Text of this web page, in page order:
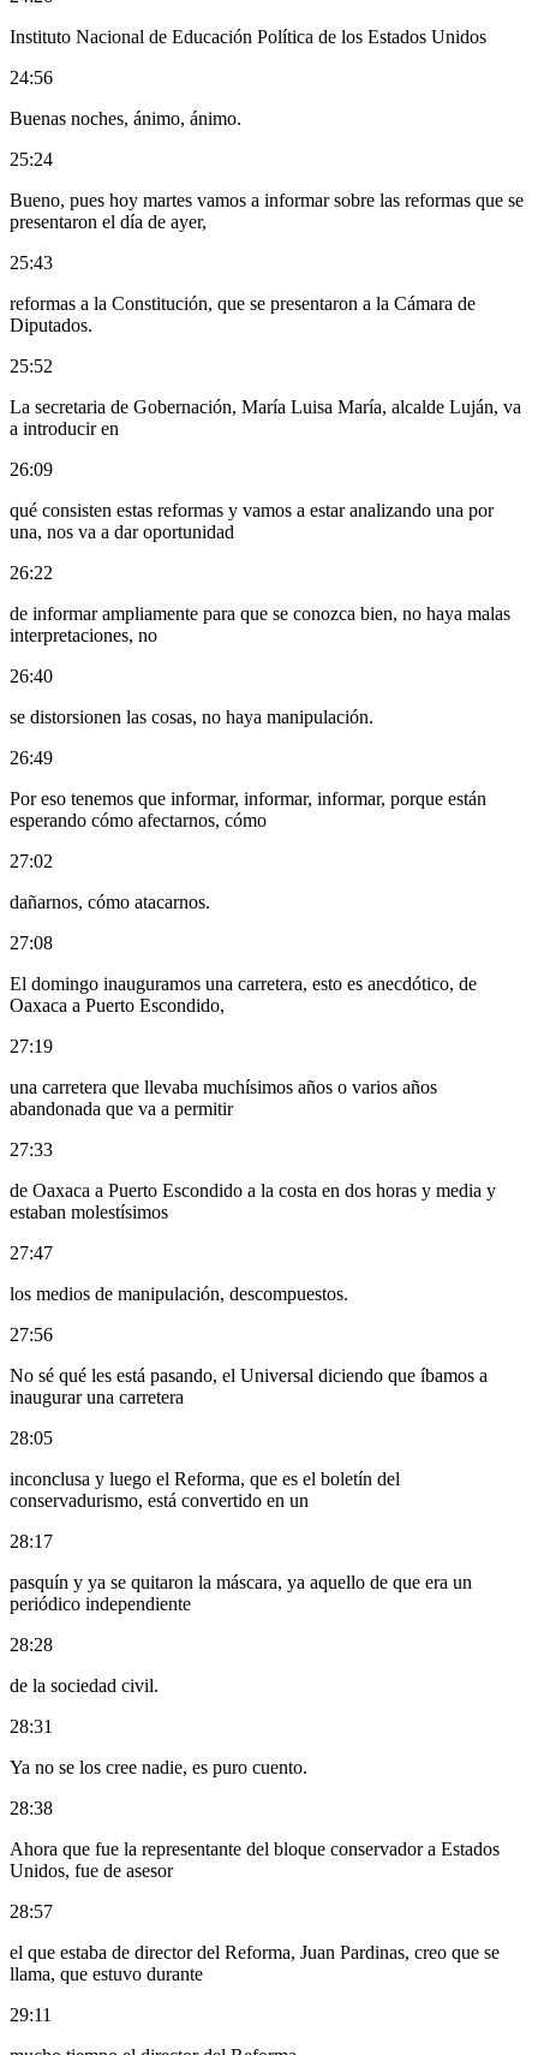
Instituto Nacional de Educación Política de los Estados Unidos
24:56
Buenas noches, ánimo, ánimo.
25:24
Bueno, pues hoy martes vamos a informar sobre las reformas que se
presentaron el día de ayer,
25:43
reformas a la Constitución, que se presentaron a la Cámara de
Diputados.
25:52
La secretaria de Gobernación, María Luisa María, alcalde Luján, va
a introducir en
26:09
qué consisten estas reformas y vamos a estar analizando una por
una, nos va a dar oportunidad
26:22
de informar ampliamente para que se conozca bien, no haya malas
interpretaciones, no
26:40
se distorsionen las cosas, no haya manipulación.
26:49
Por eso tenemos que informar, informar, informar, porque están
esperando cómo afectarnos, cómo
27:02
dañarnos, cómo atacarnos.
27:08
El domingo inauguramos una carretera, esto es anecdótico, de
Oaxaca a Puerto Escondido,
27:19
una carretera que llevaba muchísimos años o varios años
abandonada que va a permitir
27:33
de Oaxaca a Puerto Escondido a la costa en dos horas y media y
estaban molestísimos
27:47
los medios de manipulación, descompuestos.
27:56
No sé qué les está pasando, el Universal diciendo que íbamos a
inaugurar una carretera
28:05
inconclusa y luego el Reforma, que es el boletín del
conservadurismo, está convertido en un
28:17
pasquín y ya se quitaron la máscara, ya aquello de que era un
periódico independiente
28:28
de la sociedad civil.
28:31
Ya no se los cree nadie, es puro cuento.
28:38
Ahora que fue la representante del bloque conservador a Estados
Unidos, fue de asesor
28:57
el que estaba de director del Reforma, Juan Pardinas, creo que se
llama, que estuvo durante
29:11